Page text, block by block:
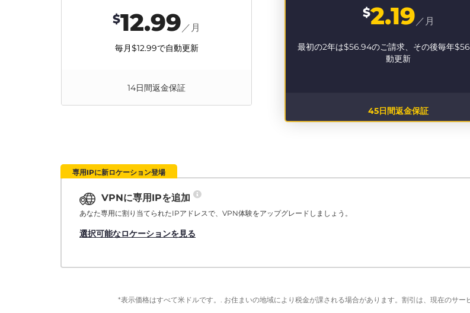
$2.19 ／月
最初の2年は$56.94のご請求、その後毎年
動更新
45日間返金保証
$12.99 ／月
毎月$12.99で自動更新
14日間返金保証
専用IPに新ロケーション登場
VPNに専用IPを追加
あなた専用に割り当てられたIPアドレスで、VPN体験をアップグレードしましょう。
選択可能なロケーションを見る
*表示価格はすべて米ドルです。. お住まいの地域により税金が課される場合があります。割引は、現在のサー